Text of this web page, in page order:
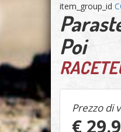
item_group_id
Poi
Prezzo di
€